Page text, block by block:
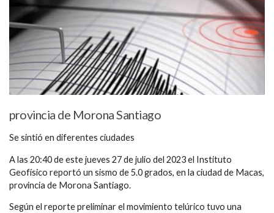
provincia de Morona Santiago
Se sintió en diferentes ciudades
A las 20:40 de este jueves 27 de julio del 2023 el Instituto
Geofísico reportó un sismo de 5.0 grados, en la ciudad de Macas,
provincia de Morona Santiago.
Según el reporte preliminar el movimiento telúrico tuvo una